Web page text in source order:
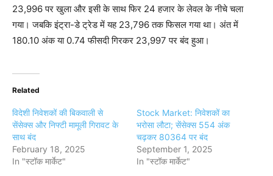
23,996 पर खुला और इसी के साथ फिर 24 हजार के लेवल के नीचे चला
गया। जबकि इंट्रा-डे ट्रेड में यह 23,796 तक फिसल गया था। अंत में
180.10 अंक या 0.74 फीसदी गिरकर 23,997 पर बंद हुआ।
Related
विदेशी निवेशकों की बिकवाली से
सेंसेक्स और निफ्टी मामूली गिरावट के
साथ बंद
February 18, 2025
In "स्टॉक मार्केट"
Stock Market: निवेशकों का
भरोसा लौटा; सेंसेक्स 554 अंक
चढ़कर 80364 पर बंद
September 1, 2025
In "स्टॉक मार्केट"